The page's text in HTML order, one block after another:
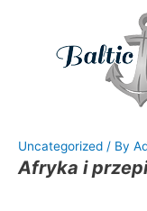
Uncategorized / By
Afryka i